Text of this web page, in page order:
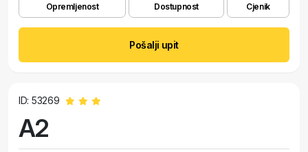
Opremljenost Dostupnost Cjenik
Pošalji upit
ID: 53269
A2